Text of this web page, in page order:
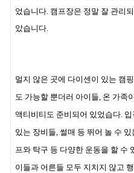
었습니다. 캠프장은 정말 잘 관리
았습니다.
멀지 않은 곳에 다이센이 있는 캠
도 가능할 뿐더러 아이들, 온 가족
액티비티도 준비되어 있었습다.
있는 장비들, 썰매 등 뛰어 놀 수
프와 탁구 등 다양한 운동을 할 수
이들과 어른들 모두 지치지 않고